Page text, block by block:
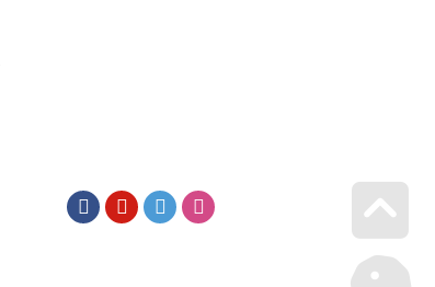
FacebookYoutubeTwitter
Go